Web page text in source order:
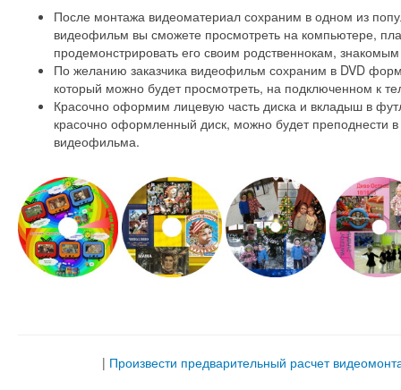
После монтажа видеоматериал сохраним в одном из
видеофильм вы сможете просмотреть на компьютере,
продемонстрировать его своим родственнокам,
По желанию заказчика видеофильм сохраним в DVD
который можно будет просмотреть, на подключенном к
Красочно оформим лицевую часть диска и вкладыш в
красочно оформленный диск, можно будет преподнести
видеофильма.
| Произвести предварительный расчет